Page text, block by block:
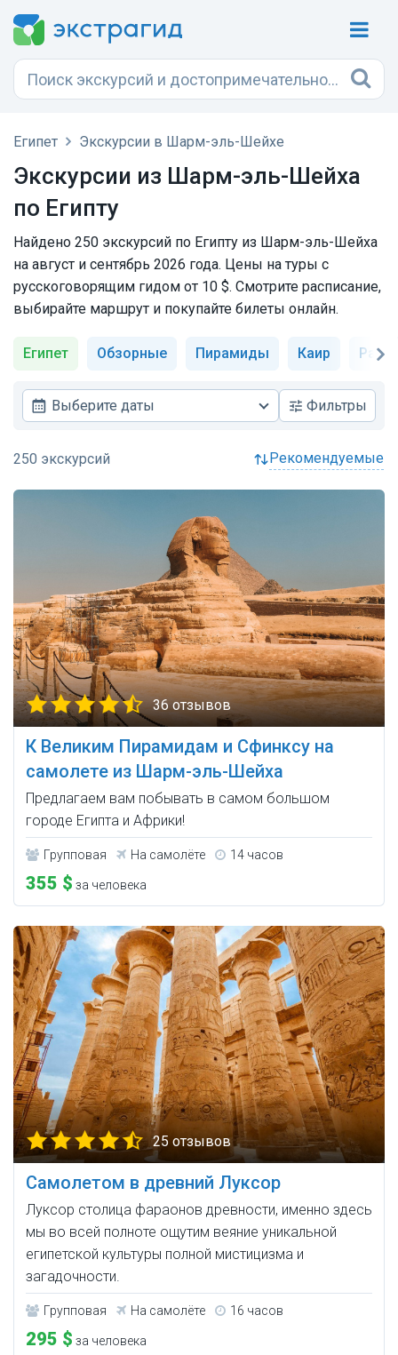
Египет Экскурсии в Шарм-эль-Шейхе
Экскурсии из Шарм-эль-Шейха
по Египту
Найдено 250 экскурсий по Египту из Шарм-эль-Шейха
на август и сентябрь 2026 года. Цены на туры с
русскоговорящим гидом от 10 $. Смотрите расписание,
выбирайте маршрут и покупайте билеты онлайн.
Египет Обзорные Пирамиды Каир Рас-
Выберите даты Фильтры
рекомендуемые
36 отзывов
К Великим Пирамидам и Сфинксу на
самолете из Шарм-эль-Шейха
Предлагаем вам побывать в самом большом
городе Египта и Африки!
Групповая На самолёте 14 часов
355 $ за человека
25 отзывов
Самолетом в древний Луксор
Луксор столица фараонов древности, именно здесь
мы во всей полноте ощутим веяние уникальной
египетской культуры полной мистицизма и
загадочности.
Групповая На самолёте 16 часов
295 $ за человека